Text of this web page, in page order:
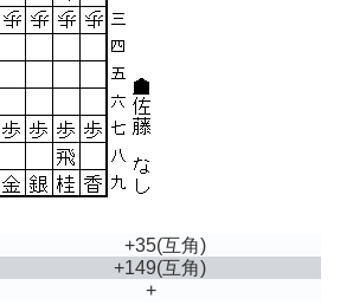
+35(互角)
+149(互角)
+